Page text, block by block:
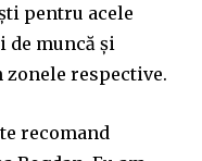
pentru acele
de muncă și
respective.
recomand